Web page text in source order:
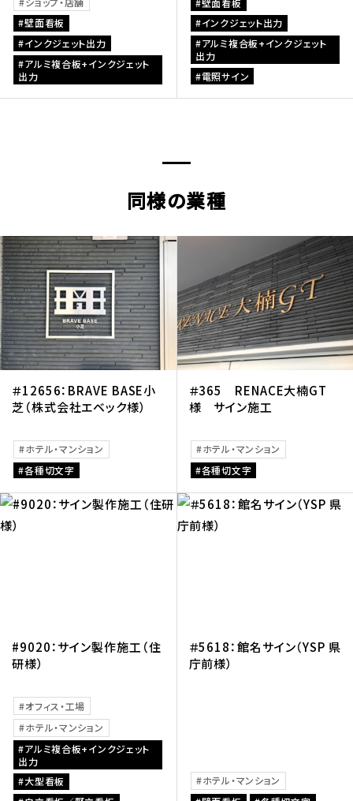
壁面看板
インクジェット出力
アルミ複合板+インクジェット
出力
インクジェット出力
アルミ複合板+インクジェット
出力
電照サイン
同様の業種
＃12656：BRAVE BASE小
芝（株式会社エベック様）
ホテル・マンション
各種切文字
＃365 RENACE大楠GT
様 サイン施工
ホテル・マンション
各種切文字
#9020：サイン製作施工（住
研様）
オフィス・工場
ホテル・マンション
アルミ複合板+インクジェット
出力
大型看板
＃5618：館名サイン（YSP 県
庁前様）
ホテル・マンション